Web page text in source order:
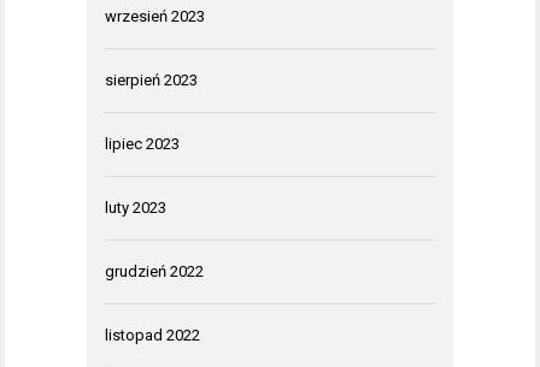
wrzesień 2023
sierpień 2023
lipiec 2023
luty 2023
grudzień 2022
listopad 2022